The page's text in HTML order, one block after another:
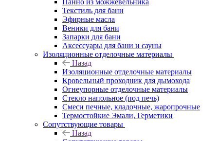
Панно из можжевельника
Текстиль для бани
Эфирные масла
Веники для бани
Запарки для бани
Аксессуары для бани и сауны
Изоляционные отделочные материалы
Назад
Изоляционные отделочные материалы
Кровельный проходник для дымохода
Огнеупорные отделочные материалы
Стекло напольное (под печь)
Смеси печные, кладочные, жаропрочные
Термостойкие Эмали, Герметики
Сопутствующие товары
Назад